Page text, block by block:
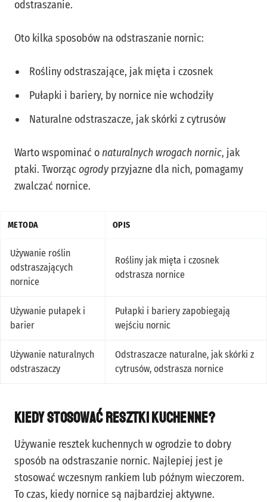
odstraszanie.
Oto kilka sposobów na odstraszanie nornic:
Rośliny odstraszające, jak mięta i czosnek
Pułapki i bariery, by nornice nie wchodziły
Naturalne odstraszacze, jak skórki z cytrusów
Warto wspominać onaturalnych wrogach nornic, jak
ptaki. Tworząc ogrodyprzyjazne dla nich, pomagamy
zwalczać nornice.
METODA OPIS
Używanie roślin
odstraszających
nornice
Rośliny jak mięta i czosnek
odstrasza nornice
Używanie pułapek i
barier
Pułapki i bariery zapobiegają
wejściu nornic
Używanie naturalnych
odstraszaczy
Odstraszacze naturalne, jak skórki z
cytrusów, odstrasza nornice
Kiedy stosować resztki kuchenne?
Używanie resztek kuchennych w ogrodzie to dobry
sposób na odstraszanie nornic. Najlepiej jest je
stosować wczesnym rankiem lub późnym wieczorem.
To czas, kiedy nornice są najbardziej aktywne.